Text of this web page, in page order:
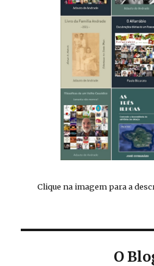
Clique na imagem para a
O